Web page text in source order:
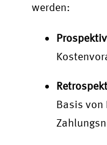
werden:
Prospektiv
Basis von